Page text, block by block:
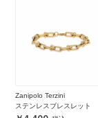
Zanipolo Terzini
ステンレスブレスレット